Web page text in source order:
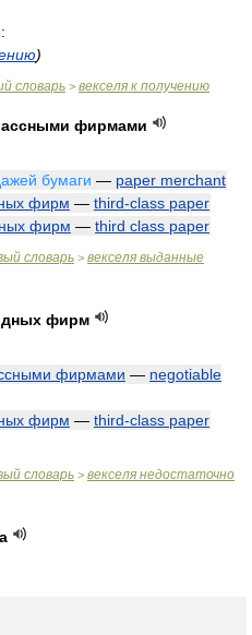
)
словарь > векселя к получению
фирмами
бумаги — paper merchant
фирм — third-class paper
фирм — third class paper
словарь > векселя выданные
фирм
фирмами — negotiable
фирм — third-class paper
словарь > векселя недостаточно